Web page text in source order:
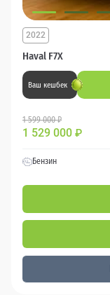
Haval F7X
2022
Ваш кешбек
1 599 000 ₽
1 529 000 ₽
Бензин